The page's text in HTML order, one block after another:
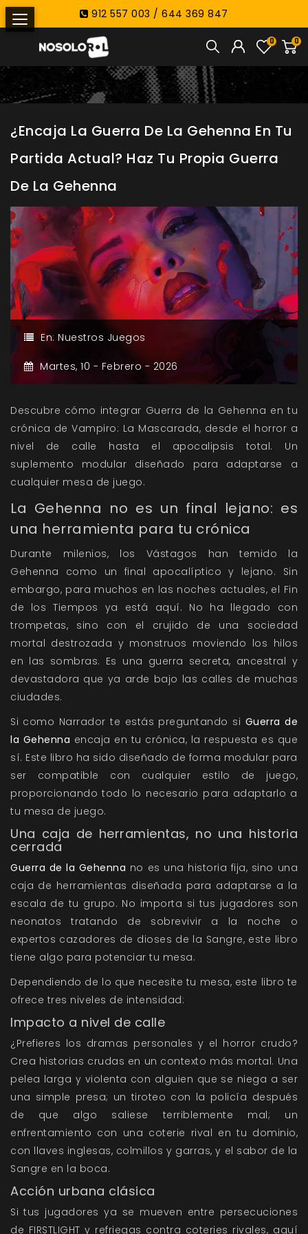
912 557 003 / 644 369 847
0
0
¿Encaja La Guerra De La Gehenna En Tu
Partida Actual? Haz Tu Propia Guerra
De La Gehenna
En: Nuestros Juegos
Martes, 10 - Febrero - 2026
Descubre cómo integrar Guerra de la Gehenna en tu
crónica de Vampiro: La Mascarada, desde el horror a
nivel de calle hasta el apocalipsis total. Un
suplemento modular diseñado para adaptarse a
cualquier mesa de juego.
La Gehenna no es un final lejano: es
una herramienta para tu crónica
Durante milenios, los Vástagos han temido la
Gehenna como un final apocalíptico y lejano. Sin
embargo, para muchos en las noches actuales, el Fin
de los Tiempos ya está aquí. No ha llegado con
trompetas, sino con el crujido de una sociedad
mortal destrozada y monstruos moviendo los hilos
en las sombras. Es una guerra secreta, ancestral y
devastadora que ya arde bajo las calles de muchas
ciudades.
Si como Narrador te estás preguntando si Guerra de
la Gehenna encaja en tu crónica, la respuesta es que
sí. Este libro ha sido diseñado de forma modular para
ser compatible con cualquier estilo de juego,
proporcionando todo lo necesario para adaptarlo a
tu mesa de juego.
Una caja de herramientas, no una historia
cerrada
Guerra de la Gehenna no es una historia fija, sino una
caja de herramientas diseñada para adaptarse a la
escala de tu grupo. No importa si tus jugadores son
neonatos tratando de sobrevivir a la noche o
expertos cazadores de dioses de la Sangre, este libro
tiene algo para potenciar tu mesa.
Dependiendo de lo que necesite tu mesa, este libro te
ofrece tres niveles de intensidad:
Impacto a nivel de calle
¿Prefieres los dramas personales y el horror crudo?
Crea historias crudas en un contexto más mortal. Una
pelea larga y violenta con alguien que se niega a ser
una simple presa; un tiroteo con la policía después
de que algo saliese terriblemente mal; un
enfrentamiento con una coterie rival en tu dominio,
con llaves inglesas, colmillos y garras, y el sabor de la
Sangre en la boca.
Acción urbana clásica
Si tus jugadores ya se mueven entre persecuciones
de FIRSTLIGHT y refriegas contra coteries rivales, aquí